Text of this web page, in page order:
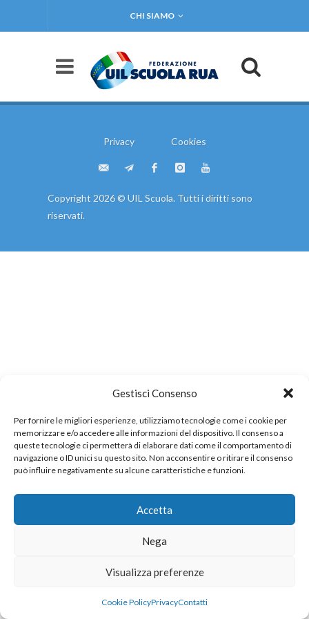
Gestisci Consenso
Per fornire le migliori esperienze, utilizziamo tecnologie come i cookie per
memorizzare e/o accedere alle informazioni del dispositivo. Il consenso a
queste tecnologie ci permetterà di elaborare dati come il comportamento di
navigazione o ID unici su questo sito. Non acconsentire o ritirare il consenso
può influire negativamente su alcune caratteristiche e funzioni.
Accetta
Nega
Visualizza preferenze
Cookie PolicyPrivacyContatti
CHI SIAMO
Privacy Cookies
Copyright 2026 © UIL Scuola. Tutti i diritti sono
riservati.